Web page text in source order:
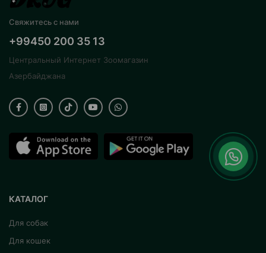
Свяжитесь с нами
+99450 200 35 13
Центральный Интернет Зоомагазин
Азербайджана
КАТАЛОГ
Для собак
Для кошек